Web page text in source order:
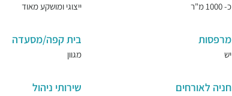
כ- 1000 מ"ר ייצוגי ומושקע מאוד
מרפסות
יש
בית קפה/מסעדה
מגוון
חניה לאורחים שירותי ניהול